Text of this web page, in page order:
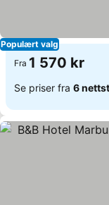
Populært valg
Fra 1 570 kr
Se priser fra 6